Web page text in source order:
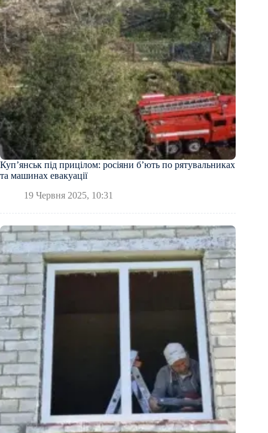
Купʼянськ під прицілом: росіяни бʼють по рятувальниках
та машинах евакуації
19 Червня 2025, 10:31